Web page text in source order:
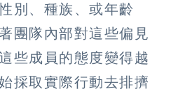
別、種族、或年齡
團隊內部對這些偏見
些成員的態度變得越
採取實際行動去排擠